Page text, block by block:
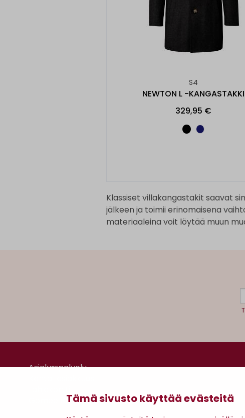
Tämä sivusto käyttää evästeitä
S4
NEWTON L -KANGASTAKKI
329,95 €
Klassiset villakangastakit saavat
jälkeen ja toimii erinomaisena
materiaaleina voit löytää muun
Asiakaspalvelu
Gomee Ratsula Café